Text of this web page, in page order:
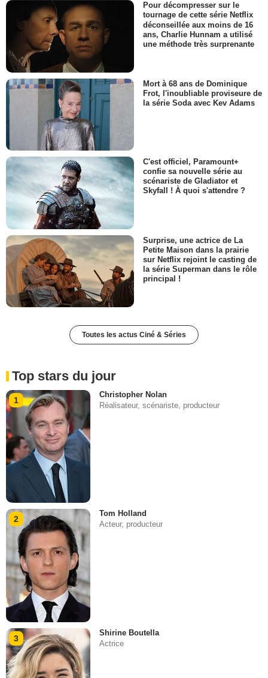
Pour décompresser sur le
tournage de cette série Netflix
déconseillée aux moins de 16
ans, Charlie Hunnam a utilisé
une méthode très surprenante
Mort à 68 ans de Dominique
Frot, l'inoubliable proviseure de
la série Soda avec Kev Adams
C'est officiel, Paramount+
confie sa nouvelle série au
scénariste de Gladiator et
Skyfall ! À quoi s'attendre ?
Surprise, une actrice de La
Petite Maison dans la prairie
sur Netflix rejoint le casting de
la série Superman dans le rôle
principal !
Toutes les actus Ciné & Séries
Top stars du jour
1
Christopher Nolan
Réalisateur, scénariste, producteur
2
Tom Holland
Acteur, producteur
3
Shirine Boutella
Actrice